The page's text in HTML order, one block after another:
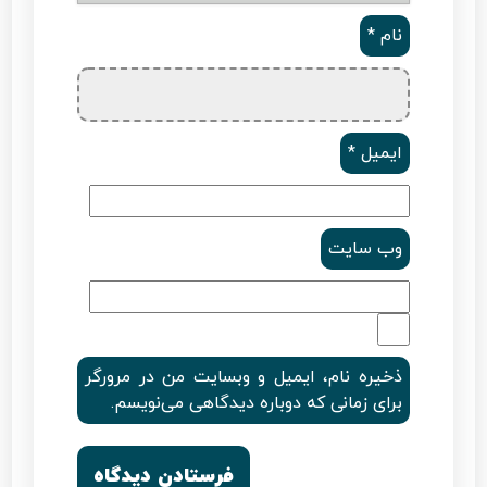
نام*
ایمیل*
وب‌ سایت
ذخیره نام، ایمیل و وبسایت من در مرورگر
برای زمانی که دوباره دیدگاهی می‌نویسم.